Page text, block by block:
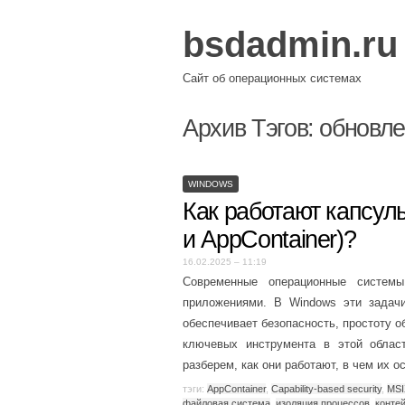
bsdadmin.ru
Сайт об операционных системах
Архив Тэгов:
WINDOWS
Как работают
и AppContainer)?
16.02.2025 – 11:19
Современные операционные
приложениями. В Windows эти
обеспечивает безопасность,
ключевых инструмента в этой
разберем, как они работают, в чем их
тэги: AppContainer, Capability-based security,
файловая система изоляция процессов